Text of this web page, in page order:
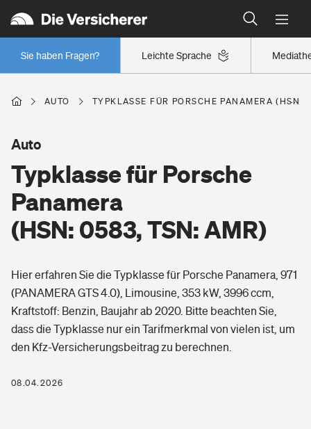
Leichte Sprache
Sie haben Fragen?
Wer versichert was: Jetzt Versicherer finden
Regionalklassen: So ist Ihre Region eingestuft
Wer versichert was: Jetzt Versicherer finden
Berufsunfähigkeitsversicherung
Arbeitsrechtsschutz
Berufshaftpflichtversicherung
Wohnen
Wohngebäudeversicherung
Hausratversicherung
Elementarversicherung
Photovoltaik
Wärmepumpen versichern
Pri­vate Haft­pflicht­
Rechts­schutz­ver­si­che­rung
Gesundheit
Private Krankenversicherung
AUTO TYPKLASSE FÜR PORSCHE PANAMERA (HSN:
Typklasse für Porsche
Panamera
(HSN: 0583, TSN: AMR)
Auto
Hier erfahren Sie die Typklasse für Porsche Panamera, 971
(PANAMERA GTS 4.0), Limousine, 353 kW, 3996 ccm,
Kraftstoff: Benzin, Baujahr ab 2020. Bitte beachten Sie,
dass die Typklasse nur ein Tarifmerkmal von vielen ist, um
den Kfz-Versicherungsbeitrag zu berechnen.
08.04.2026